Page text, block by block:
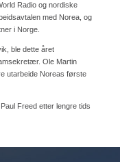
Radio og nordiske
med Norea, og
i Norge.
ble dette året
Ole Martin
utarbeide Noreas første
Freed etter lengre tids